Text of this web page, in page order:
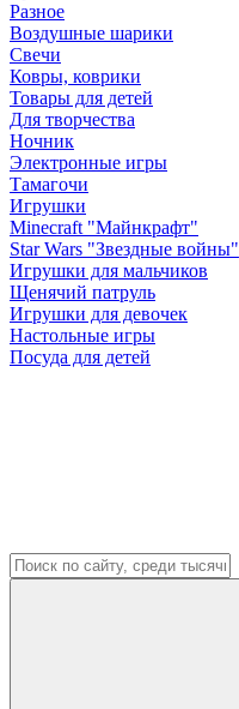
Разное
Воздушные шарики
Свечи
Ковры, коврики
Товары для детей
Для творчества
Ночник
Электронные игры
Тамагочи
Игрушки
Minecraft "Майнкрафт"
Star Wars "Звездные войны"
Игрушки для мальчиков
Щенячий патруль
Игрушки для девочек
Настольные игры
Посуда для детей